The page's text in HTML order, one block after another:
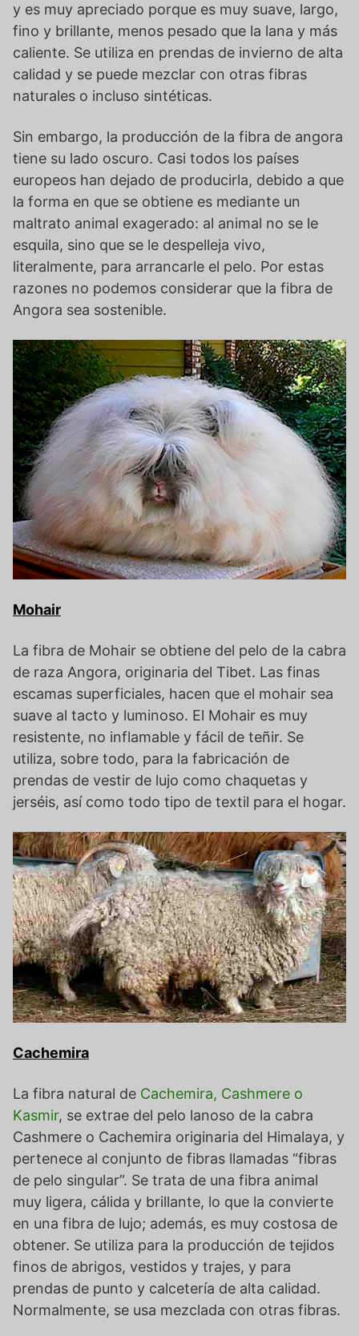
y es muy apreciado porque es muy suave, largo,
fino y brillante, menos pesado que la lana y más
caliente. Se utiliza en prendas de invierno de alta
calidad y se puede mezclar con otras fibras
naturales o incluso sintéticas.
Sin embargo, la producción de la fibra de angora
tiene su lado oscuro. Casi todos los países
europeos han dejado de producirla, debido a que
la forma en que se obtiene es mediante un
maltrato animal exagerado: al animal no se le
esquila, sino que se le despelleja vivo,
literalmente, para arrancarle el pelo. Por estas
razones no podemos considerar que la fibra de
Angora sea sostenible.
Mohair
La fibra de Mohair se obtiene del pelo de la cabra
de raza Angora, originaria del Tibet. Las finas
escamas superficiales, hacen que el mohair sea
suave al tacto y luminoso. El Mohair es muy
resistente, no inflamable y fácil de teñir. Se
utiliza, sobre todo, para la fabricación de
prendas de vestir de lujo como chaquetas y
jerséis, así como todo tipo de textil para el hogar.
Cachemira
La fibra natural de Cachemira, Cashmere o
Kasmir, se extrae del pelo lanoso de la cabra
Cashmere o Cachemira originaria del Himalaya, y
pertenece al conjunto de fibras llamadas “fibras
de pelo singular”. Se trata de una fibra animal
muy ligera, cálida y brillante, lo que la convierte
en una fibra de lujo; además, es muy costosa de
obtener. Se utiliza para la producción de tejidos
finos de abrigos, vestidos y trajes, y para
prendas de punto y calcetería de alta calidad.
Normalmente, se usa mezclada con otras fibras.